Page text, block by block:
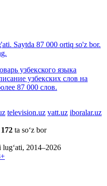
Saytda 87 000 ortiq so'z bor.
узбекского языка
узбекских слов на
87 000 слов.
television.uz vatt.uz iboralar.uz
ta so‘z bor
2014–2026